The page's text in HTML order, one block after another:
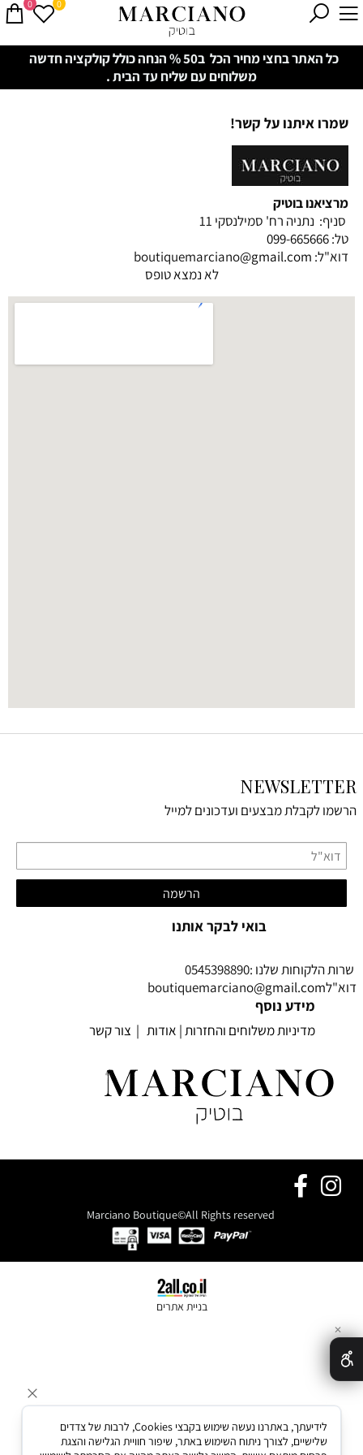
כל האתר בחצי מחיר הכל ב50 % הנחה כולל קולקציה חדשה
משלוחים עם שליח עד הבית .
0 0
שמרו איתנו על קשר!
מרציאנו בוטיק
סניף: נתניה רח' סמילנסקי 11
טל:099-665666
דוא"ל: boutiquemarciano @gmail.com
לא נמצא טופס
NEWSLETTER
הרשמו לקבלת מבצעים ועדכונים למייל
בואי לבקר אותנו
שרות הלקוחות שלנו :0545398890
דוא"לboutiquemarciano@gmail.com
מידע נוסף
מדיניות משלוחים והחזרות| אודות | צור קשר
בניית אתרים
✕
לידיעתך, באתרנו נעשה שימוש בקבצי Cookies, לרבות של צדדים
שלישיים, לצורך ניתוח השימוש באתר, שיפור חוויית הגלישה והצגת